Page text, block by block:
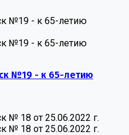
№19 - к 65-летию
№19 - к 65-летию
№19 - к 65-летию
№ 18 от 25.06.2022 г.
№ 18 от 25.06.2022 г.